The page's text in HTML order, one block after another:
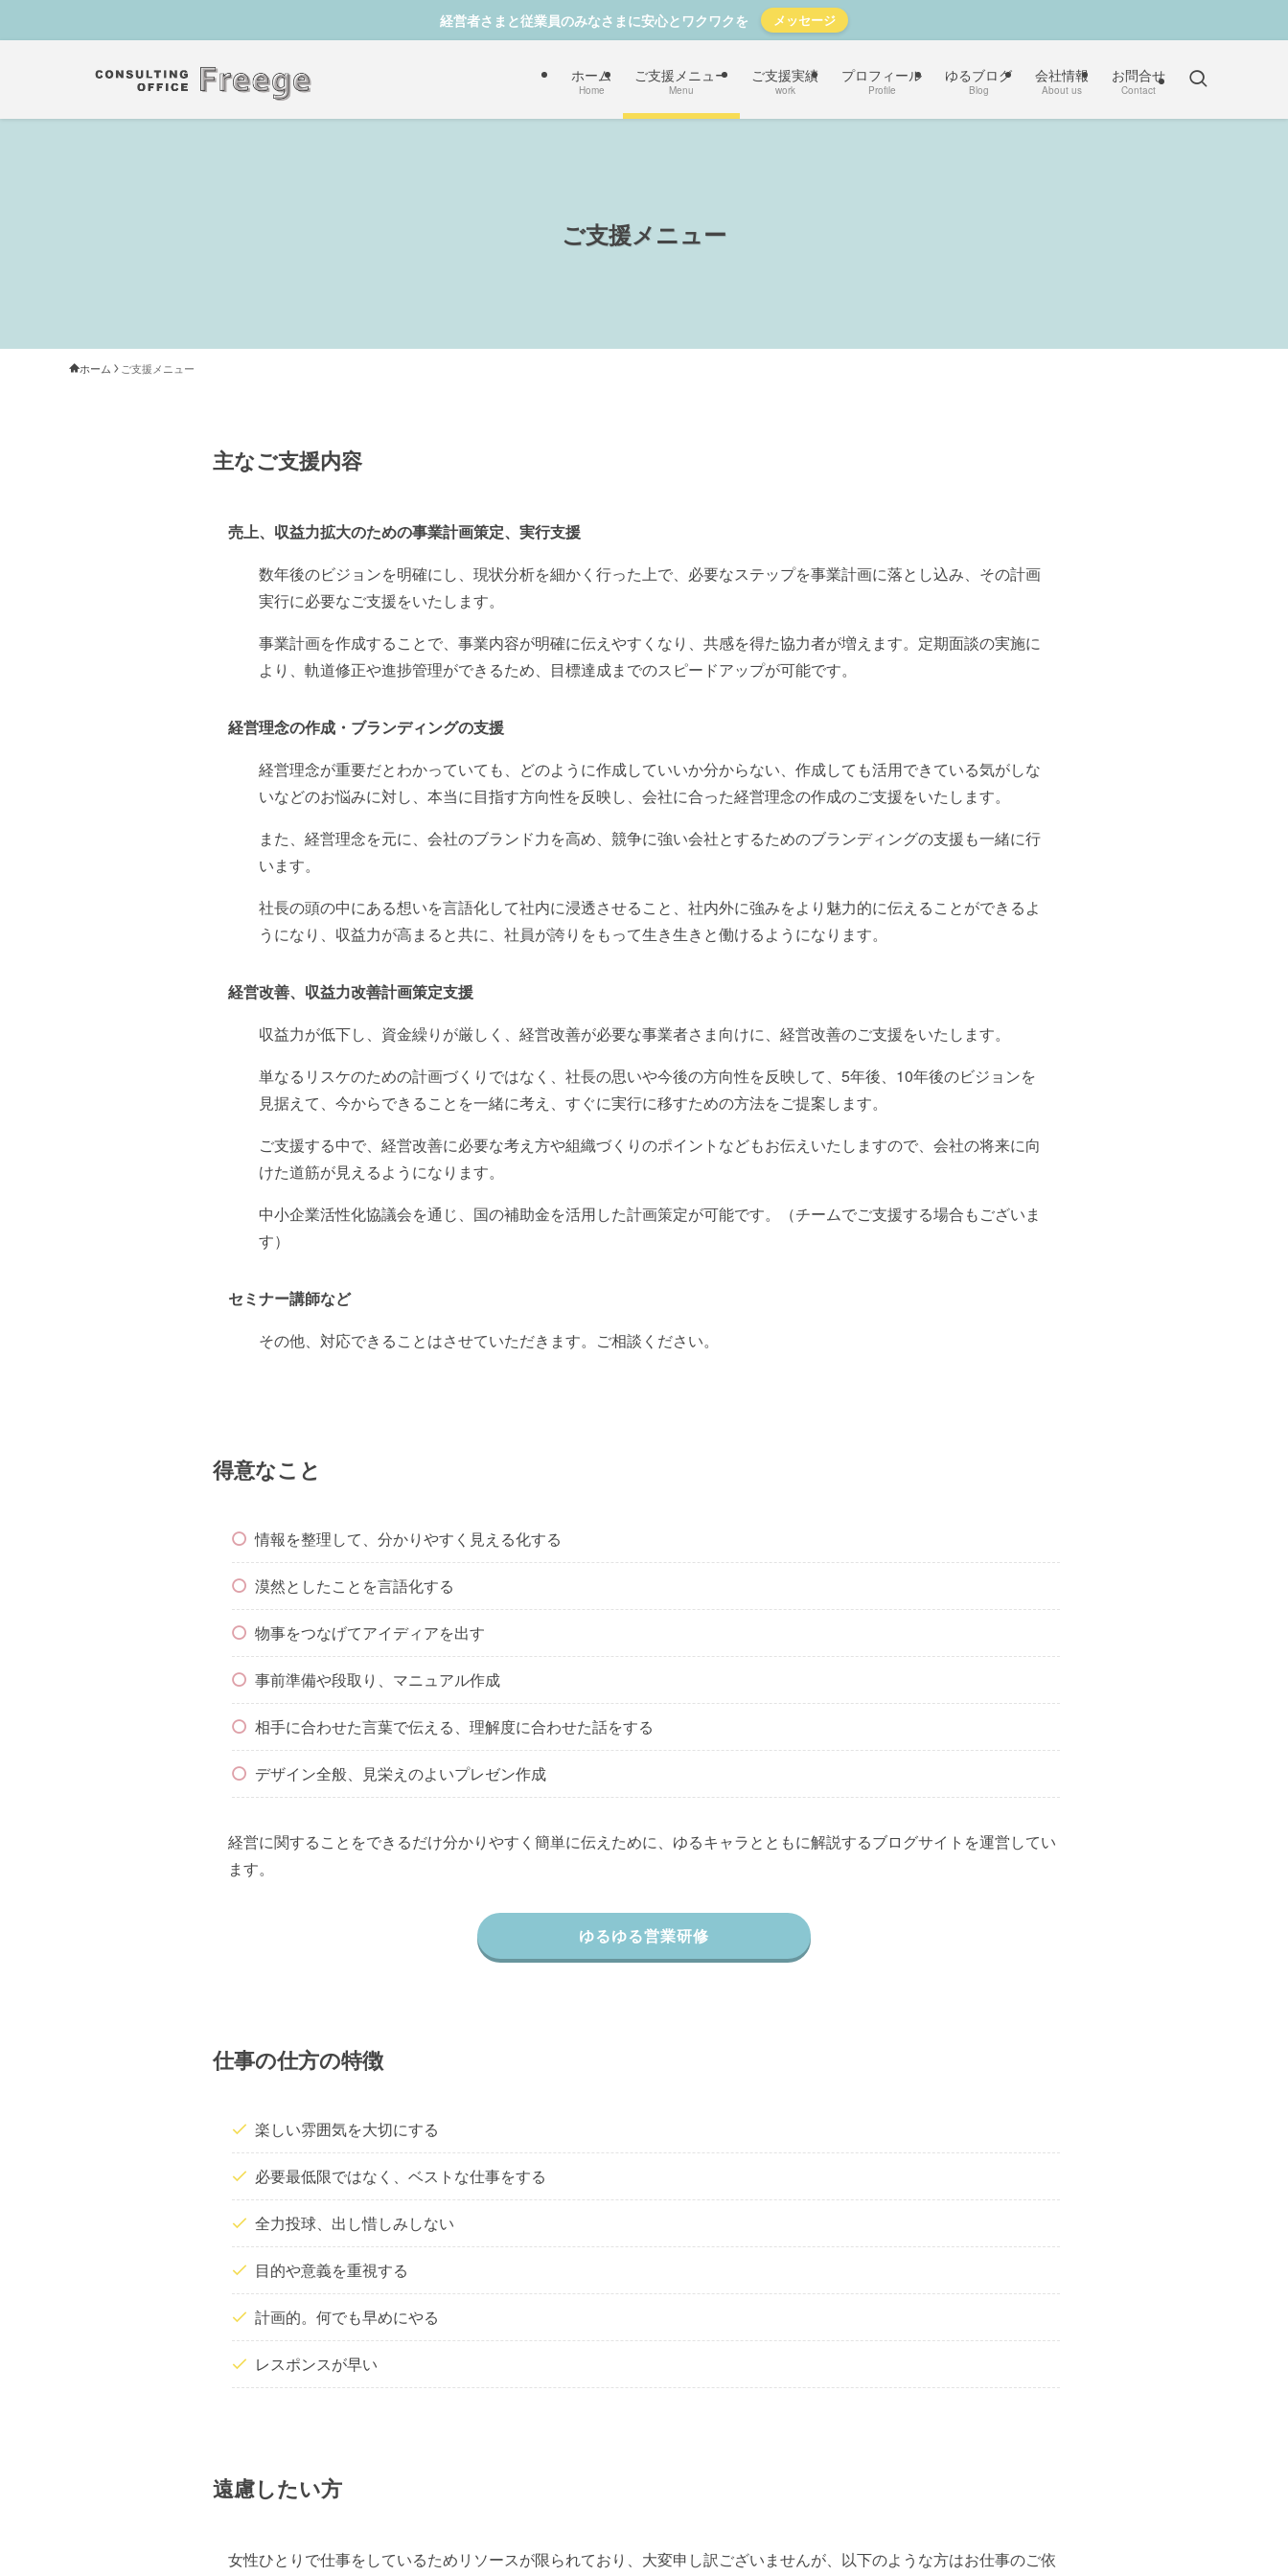
経営者さまと従業員のみなさまに安心とワクワクを メッセージ
ホーム
Home
ご支援メニュー
Menu
ご支援実績
work
プロフィール
Profile
ゆるブログ
Blog
会社情報
About us
お問合せ
Contact
ご支援メニュー
ホーム ご支援メニュー
主なご支援内容
売上、収益力拡大のための事業計画策定、実行支援
数年後のビジョンを明確にし、現状分析を細かく行った上で、必要なステップを事業計画に落とし込み、その計画
実行に必要なご支援をいたします。
事業計画を作成することで、事業内容が明確に伝えやすくなり、共感を得た協力者が増えます。定期面談の実施に
より、軌道修正や進捗管理ができるため、目標達成までのスピードアップが可能です。
経営理念の作成・ブランディングの支援
経営理念が重要だとわかっていても、どのように作成していいか分からない、作成しても活用できている気がしな
いなどのお悩みに対し、本当に目指す方向性を反映し、会社に合った経営理念の作成のご支援をいたします。
また、経営理念を元に、会社のブランド力を高め、競争に強い会社とするためのブランディングの支援も一緒に行
います。
社長の頭の中にある想いを言語化して社内に浸透させること、社内外に強みをより魅力的に伝えることができるよ
うになり、収益力が高まると共に、社員が誇りをもって生き生きと働けるようになります。
経営改善、収益力改善計画策定支援
収益力が低下し、資金繰りが厳しく、経営改善が必要な事業者さま向けに、経営改善のご支援をいたします。
単なるリスケのための計画づくりではなく、社長の思いや今後の方向性を反映して、5年後、10年後のビジョンを
見据えて、今からできることを一緒に考え、すぐに実行に移すための方法をご提案します。
ご支援する中で、経営改善に必要な考え方や組織づくりのポイントなどもお伝えいたしますので、会社の将来に向
けた道筋が見えるようになります。
中小企業活性化協議会を通じ、国の補助金を活用した計画策定が可能です。（チームでご支援する場合もございま
す）
セミナー講師など
その他、対応できることはさせていただきます。ご相談ください。
得意なこと
情報を整理して、分かりやすく見える化する
漠然としたことを言語化する
物事をつなげてアイディアを出す
事前準備や段取り、マニュアル作成
相手に合わせた言葉で伝える、理解度に合わせた話をする
デザイン全般、見栄えのよいプレゼン作成
経営に関することをできるだけ分かりやすく簡単に伝えために、ゆるキャラとともに解説するブログサイトを運営してい
ます。
ゆるゆる営業研修
仕事の仕方の特徴
楽しい雰囲気を大切にする
必要最低限ではなく、ベストな仕事をする
全力投球、出し惜しみしない
目的や意義を重視する
計画的。何でも早めにやる
レスポンスが早い
遠慮したい方
女性ひとりで仕事をしているためリソースが限られており、大変申し訳ございませんが、以下のような方はお仕事のご依